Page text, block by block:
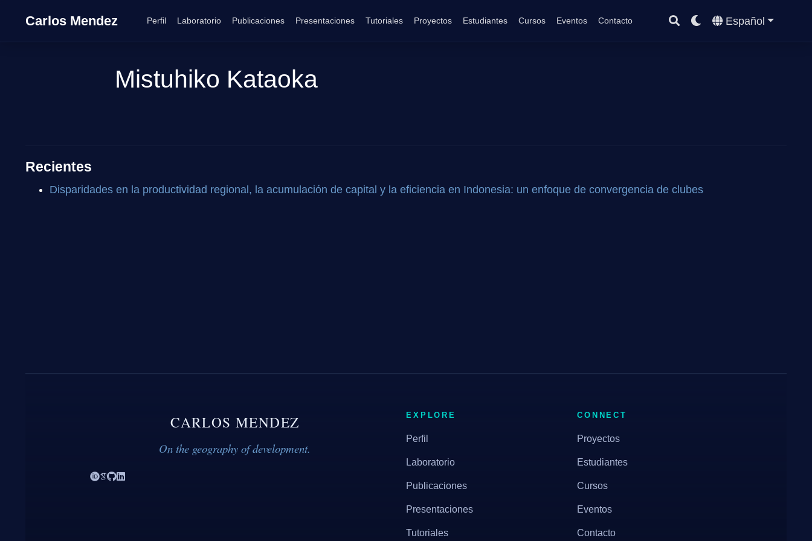
Carlos Mendez Perfil Laboratorio Publicaciones Presentaciones Tutoriales Proyectos Estudiantes Cursos Eventos Contacto Español
Mistuhiko Kataoka
Recientes
Disparidades en la productividad regional, la acumulación de capital y la eficiencia en Indonesia: un enfoque de convergencia de clubes
CARLOS MENDEZ
On the geography of development.
EXPLORE
Perfil
Laboratorio
Publicaciones
Presentaciones
Tutoriales
CONNECT
Proyectos
Estudiantes
Cursos
Eventos
Contacto